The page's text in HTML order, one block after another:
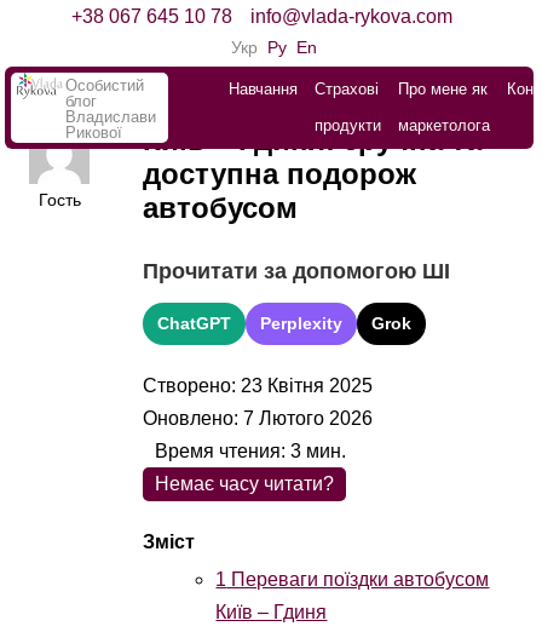
+38 067 645 10 78 info@vlada-rykova.com
Укр Ру En
Особистий
блог
Владислави
Рикової
Навчання
Страхові
продукти
Про мене як
маркетолога
Гость
Київ – Гдиня: зручна та
доступна подорож
автобусом
Прочитати за допомогою ШІ
ChatGPT Perplexity Grok
Створено: 23 Квітня 2025
Оновлено: 7 Лютого 2026
Немає часу читати?
1 Переваги поїздки автобусом
Київ – Гдиня
Время чтения:3 мин.